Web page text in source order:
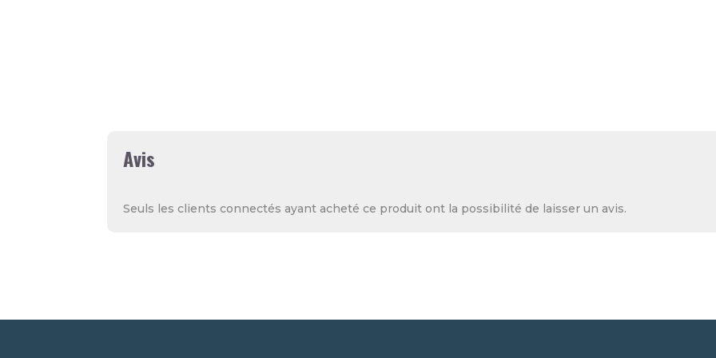
Avis
Seuls les clients connectés ayant acheté ce produit ont la possibilité de laisser un avis.